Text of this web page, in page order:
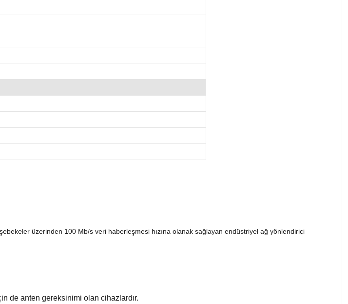
üzerinden 100 Mb/s veri haberleşmesi hızına olanak sağlayan endüstriyel ağ yönlendirici
de anten gereksinimi olan cihazlardır.